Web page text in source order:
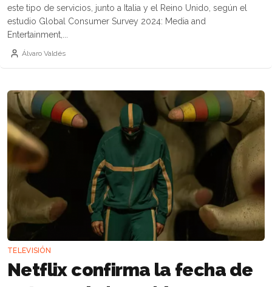
este tipo de servicios, junto a Italia y el Reino Unido, según el
estudio Global Consumer Survey 2024: Media and
Entertainment,...
Álvaro Valdés
TELEVISIÓN
Netflix confirma la fecha de